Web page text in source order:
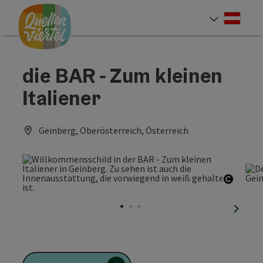
Zum Inhalt
Zur Navigation
Zum Seitenanfang
die BAR - Zum kleinen
Italiener
Geinberg, Oberösterreich, Österreich